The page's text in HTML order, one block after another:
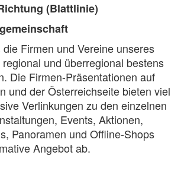
(Blattlinie)
Firmen und Vereine unseres
und überregional bestens
Die Firmen-Präsentationen auf
und der Österreichseite bieten viel
Verlinkungen zu den einzelnen
Events, Aktionen,
Panoramen und Offline-Shops
Angebot ab.